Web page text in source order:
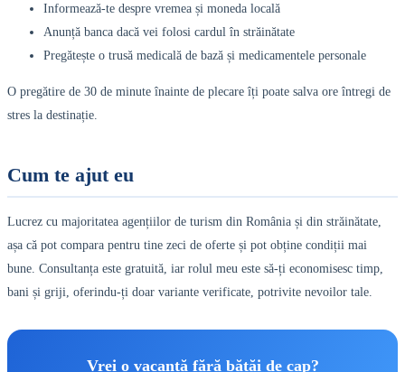
Informează-te despre vremea și moneda locală
Anunță banca dacă vei folosi cardul în străinătate
Pregătește o trusă medicală de bază și medicamentele personale
O pregătire de 30 de minute înainte de plecare îți poate salva ore întregi de
stres la destinație.
Cum te ajut eu
Lucrez cu majoritatea agențiilor de turism din România și din străinătate,
așa că pot compara pentru tine zeci de oferte și pot obține condiții mai
bune. Consultanța este gratuită, iar rolul meu este să-ți economisesc timp,
bani și griji, oferindu-ți doar variante verificate, potrivite nevoilor tale.
Vrei o vacanță fără bătăi de cap?